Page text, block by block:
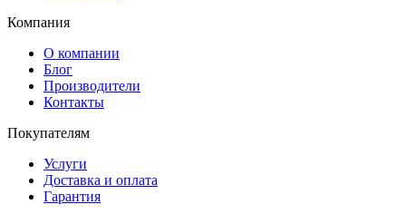
Компания
О компании
Блог
Производители
Контакты
Покупателям
Услуги
Доставка и оплата
Гарантия